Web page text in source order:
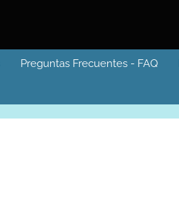
Preguntas Frecuentes - FAQ